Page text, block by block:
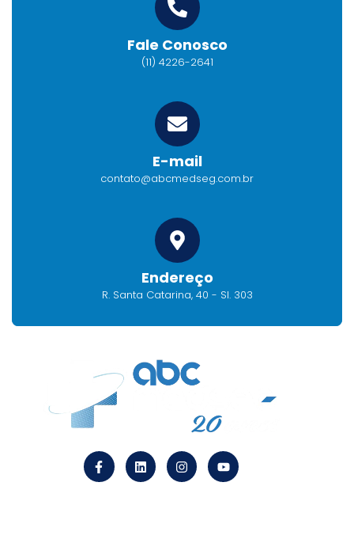
Fale Conosco
(11) 4226-2641
E-mail
contato@abcmedseg.com.br
Endereço
R. Santa Catarina, 40 - Sl. 303